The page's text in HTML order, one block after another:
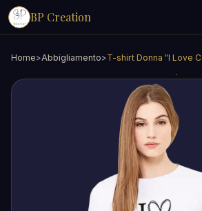
BP Creation
Home>Abbigliamento>T-shirt Donna "I Love